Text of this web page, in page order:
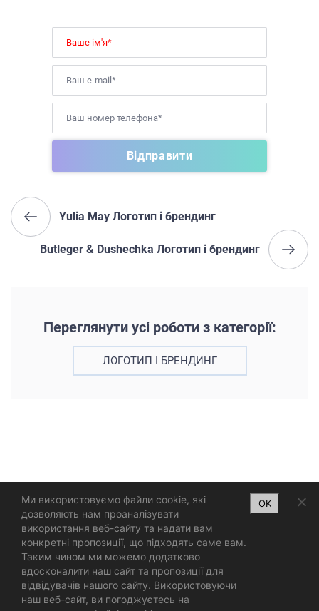
Yulia May Логотип і брендинг
Butleger & Dushechka Логотип і брендинг
Переглянути усі роботи з категорії:
ЛОГОТИП І БРЕНДИНГ
Ми використовуємо файли cookie, які
дозволяють нам проаналізувати
використання веб-сайту та надати вам
конкретні пропозиції, що підходять саме вам.
Таким чином ми можемо додатково
вдосконалити наш сайт та пропозиції для
відвідувачів нашого сайту. Використовуючи
наш веб-сайт, ви погоджуєтесь на
OK